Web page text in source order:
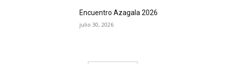
Encuentro Azagala 2026
julio 30, 2026